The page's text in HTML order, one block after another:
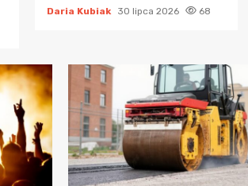
Daria Kubiak 30 lipca 2026 68